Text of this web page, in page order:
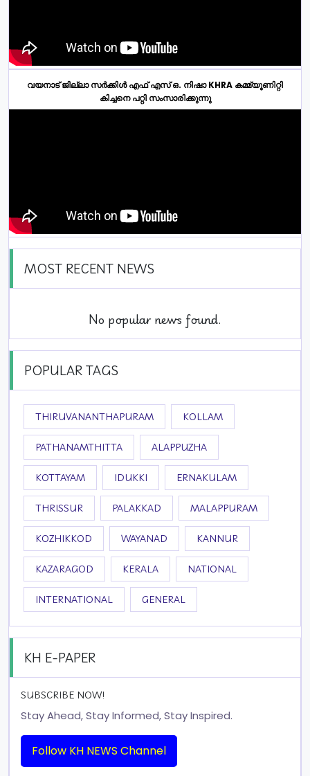
വയനാട് ജില്ലാ സർക്കിൾ എഫ് എസ് ഒ. നിഷാ KHRA കമ്മ്യൂണിറ്റി
കിച്ചനെ പറ്റി സംസാരിക്കുന്നു
MOST RECENT NEWS
No popular news found.
POPULAR TAGS
THIRUVANANTHAPURAM KOLLAM
PATHANAMTHITTA ALAPPUZHA
KOTTAYAM IDUKKI ERNAKULAM
THRISSUR PALAKKAD MALAPPURAM
KOZHIKKOD WAYANAD KANNUR
KAZARAGOD KERALA NATIONAL
INTERNATIONAL GENERAL
KH E-PAPER
SUBSCRIBE NOW!
Stay Ahead, Stay Informed, Stay Inspired.
Follow KH NEWS Channel